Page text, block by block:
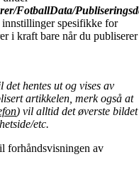
FotballData/
innstillinger spesifikke for
i kraft bare når du publiserer
hentes ut og vises av
artikkelen, merk også at
) vil alltid det øverste bildet
etc.
forhåndsvisningen av